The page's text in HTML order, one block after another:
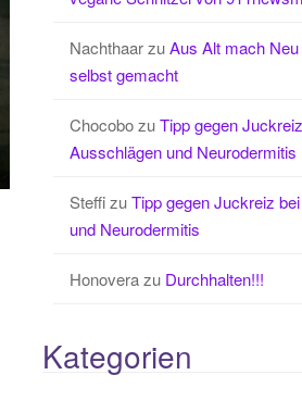
NachthaarzuAus Alt mach
selbst gemacht
ChocobozuTipp gegen
Ausschlägen und Neurodermitis
SteffizuTipp gegen Juckreiz
und Neurodermitis
Honoverazu Durchhalten!!!
Kategorien